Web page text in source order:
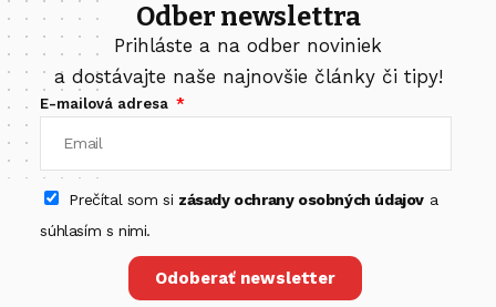
Odber newslettra
Prihláste a na odber noviniek
a dostávajte naše najnovšie články či tipy!
E-mailová adresa
Prečítal som si zásady ochrany osobných údajova
súhlasím s nimi.
Odoberať newsletter